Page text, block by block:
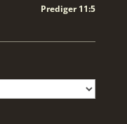
Prediger 11:5